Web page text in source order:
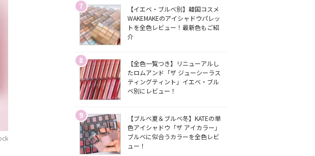
7
【イエベ・ブルベ別】韓国コスメ
WAKEMAKEのアイシャドウパレッ
トを全色レビュー！最新色もご紹
介
8
【全色一覧つき】リニューアルし
たロムアンド「ザ ジューシーラス
ティングティント」イエベ・ブル
ベ別にレビュー！
9
【ブルベ夏＆ブルベ冬】KATEの単
色アイシャドウ「ザ アイカラー」
ブルベに似合うカラーを全色レビ
ュー！